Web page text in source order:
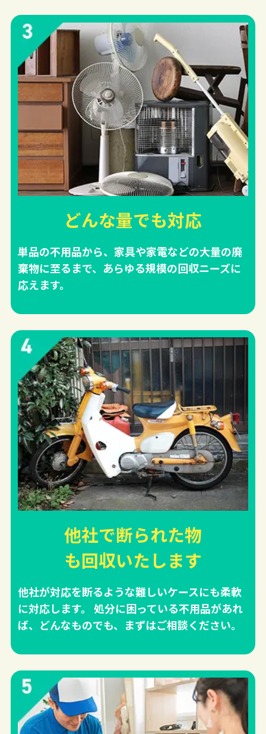
どんな量でも対応
単品の不用品から、家具や家電などの大量の廃
棄物に至るまで、あらゆる規模の回収ニーズに
応えます。
他社で断られた物
も回収いたします
他社が対応を断るような難しいケースにも柔軟
に対応します。 処分に困っている不用品があれ
ば、どんなものでも、まずはご相談ください。